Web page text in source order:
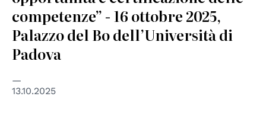
competenze” - 16 ottobre 2025,
Palazzo del Bo dell’Università di
Padova
13.10.2025